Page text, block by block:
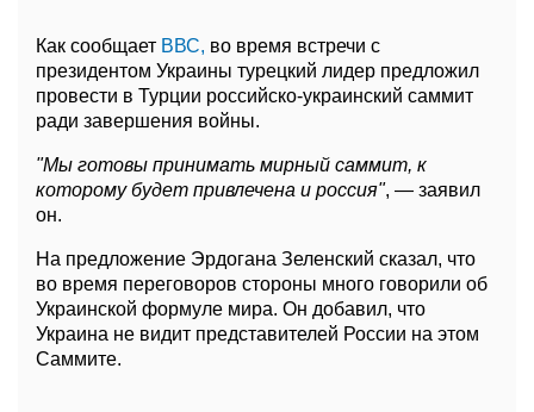
Как сообщает ВВС, во время встречи с
президентом Украины турецкий лидер предложил
провести в Турции российско-украинский саммит
ради завершения войны.
"Мы готовы принимать мирный саммит, к
которому будет привлечена и россия", — заявил
он.
На предложение Эрдогана Зеленский сказал, что
во время переговоров стороны много говорили об
Украинской формуле мира. Он добавил, что
Украина не видит представителей России на этом
Саммите.